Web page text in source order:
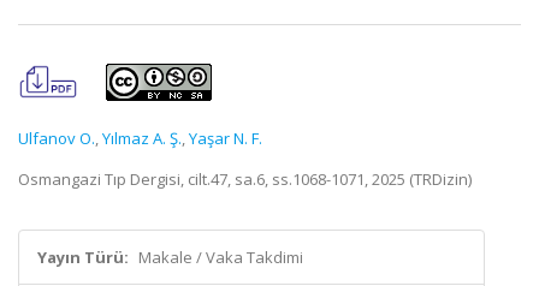
Ulfanov O.,Yılmaz A. Ş.,Yaşar N. F.
Osmangazi Tıp Dergisi, cilt.47, sa.6, ss.1068-1071, 2025 (TRDizin)
Yayın Türü: Makale / Vaka Takdimi